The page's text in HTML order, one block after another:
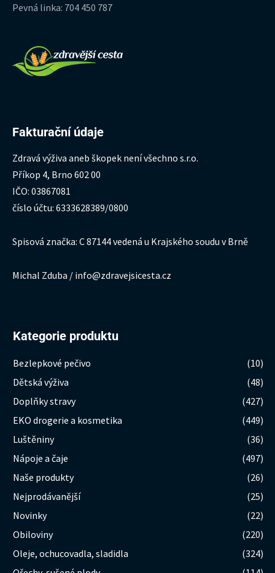
Pevná linka: 704 450 787
Fakturační údaje
Zdravá výživa aneb škopek není všechno s.r.o.
Příkop 4, Brno 602 00
IČO: 03867081
číslo účtu: 6333628389/0800
Spisová značka: C 87144 vedená u Krajského soudu v Brně
Michal Zduba / info@zdravejsicesta.cz
Kategorie produktu
Bezlepkové pečivo
(10)
Dětská výživa
(48)
Doplňky stravy
(427)
EKO drogerie a kosmetika
(449)
Luštěniny
(36)
Nápoje a čaje
(497)
Naše produkty
(26)
Nejprodávanější
(25)
Novinky
(22)
Obiloviny
(220)
Oleje, ochucovadla, sladidla
(324)